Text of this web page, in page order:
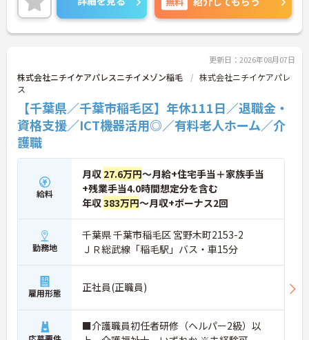
みが整っています。年間休日111日以上・残業月平
均4.3時間と働きやすく、育休取得率100%・育児短
時間勤務（小学4年生まで）・有給取得実績14日
実しています。入社導入研修・昇格時研修・技術向
上研修など段階別の研修体制と資格取得支援が整っ
ており、介護福祉士国家試験対策講座やケアマネ対
中で専門性を高めながら、ケアマネジャーや生活相
談員へのキャリアアップも実現できる職場です。
★おすすめPOINT★
【日本生命グループの大手企業・成長ができる環境
・日本生命グループを親会社に持つ大手介護企業
で、100施設以上を運営する安定した経営基盤があ
・資格手当（介護福祉士）25,000円、プラチナ介護
職（4資格）に認定されると月38,000円の手当が加
算される仕組みが整っています
・介護福祉士国家試験対策講座・認知症ケア専門士
対策・ケアマネジャー対策など、資格取得支援講座
を自社開講しており、資格保有率99.8%の実績があ
ります
職場です】
・賞与年2回・定期昇給、夜勤手当・家族手当・住
更新日：2026年08月07日
株式会社ニチイケアパレスニチイメゾン稲毛
株式会社ニチイケアパレ
ス
【千葉県／千葉市稲毛区】年休111日／退職金・
資格支援／ICT機器活用◎／有料老人ホーム／介
護職
給料
月収 27.6万円～月給+住宅手当＋家族手当
+残業手当4.0時間想定分を含む
年収383万円～月収+ボーナス2回
勤務地
千葉県 千葉市稲毛区 宮野木町2153-2
ＪＲ総武線「稲毛駅」バス・車15分
雇用形態 正社員(正職員)
■介護職員初任者研修（ヘルパー2級）以